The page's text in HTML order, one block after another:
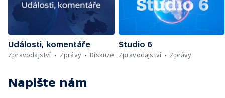
Události, komentáře
Zpravodajství
Zprávy Diskuze
Studio 6
Zpravodajství
Zprávy
Napište nám